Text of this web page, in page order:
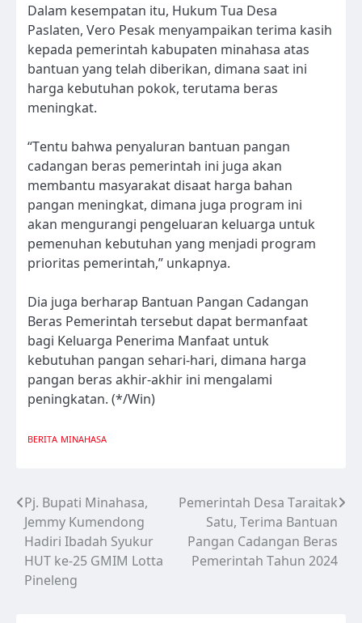
Dalam kesempatan itu, Hukum Tua Desa
Paslaten, Vero Pesak menyampaikan terima kasih
kepada pemerintah kabupaten minahasa atas
bantuan yang telah diberikan, dimana saat ini
harga kebutuhan pokok, terutama beras
meningkat.
“Tentu bahwa penyaluran bantuan pangan
cadangan beras pemerintah ini juga akan
membantu masyarakat disaat harga bahan
pangan meningkat, dimana juga program ini
akan mengurangi pengeluaran keluarga untuk
pemenuhan kebutuhan yang menjadi program
prioritas pemerintah,” unkapnya.
Dia juga berharap Bantuan Pangan Cadangan
Beras Pemerintah tersebut dapat bermanfaat
bagi Keluarga Penerima Manfaat untuk
kebutuhan pangan sehari-hari, dimana harga
pangan beras akhir-akhir ini mengalami
peningkatan. (*/Win)
BERITA MINAHASA
Navigasi
pos
Pj. Bupati Minahasa,
Jemmy Kumendong
Hadiri Ibadah Syukur
HUT ke-25 GMIM Lotta
Pineleng
Pemerintah Desa Taraitak
Satu, Terima Bantuan
Pangan Cadangan Beras
Pemerintah Tahun 2024